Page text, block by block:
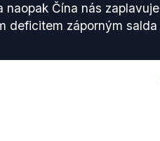
naopak Čína nás zaplavuje
deficitem záporným salda